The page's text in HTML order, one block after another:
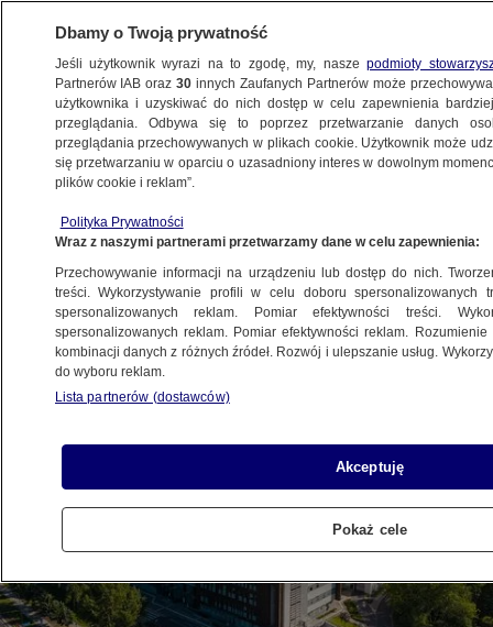
WARSZAWA
URSYNÓW
po wywiadzie z byłym ordynatorem
Oprac.Dariusz Gałązka
24.06.2026, 07:32Aktualizacja: 24.06.2026, 12:03
Posłuchaj artykułu
Czyta lektor AI
Dbamy o Twoją prywatność
Jeśli użytkownik wyrazi na to zgodę, my, naszepodmioty
Partnerów IAB oraz30 innych Zaufanych Partnerów może
użytkownika i uzyskiwać do nich dostęp w celu zapewnienia
przeglądania. Odbywa się to poprzez przetwarzanie danych
przeglądania przechowywanych w plikach cookie. Użytkownik może
się przetwarzaniu w oparciu o uzasadniony interes w dowolnym
plików cookie i reklam”.
Polityka Prywatności
Wraz z naszymi partnerami przetwarzamy dane w celu zapewnienia:
Przechowywanie informacji na urządzeniu lub dostęp do nich.
treści. Wykorzystywanie profili w celu doboru spersonalizowanych
spersonalizowanych reklam. Pomiar efektywności treści.
spersonalizowanych reklam. Pomiar efektywności reklam.
kombinacji danych z różnych źródeł. Rozwój i ulepszanie usług.
do wyboru reklam.
Lista partnerów (dostawców)
Akceptuję
Pokaż cele